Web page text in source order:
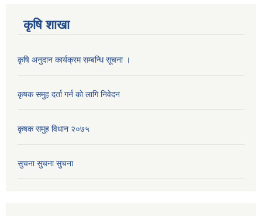
कृषि शाखा
कृषि अनुदान कार्यक्रम सम्बन्धि सूचना ।
कृषक समुह दर्ता गर्न काे लागि निवेदन
कृषक समुह विधान २०७५
सुचना सुचना सुचना